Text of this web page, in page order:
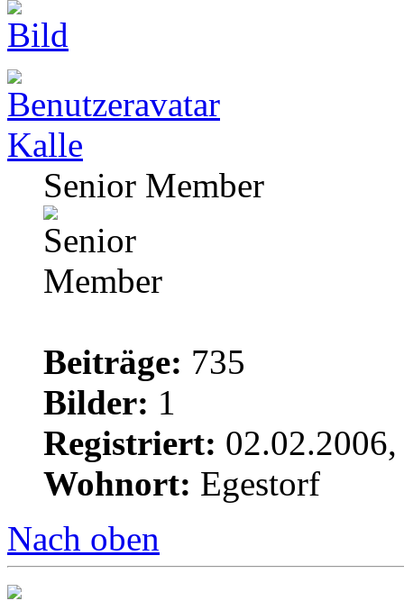
Kalle
Senior Member
Beiträge: 735
Bilder: 1
Registriert:
Wohnort: Egestorf
Nach oben